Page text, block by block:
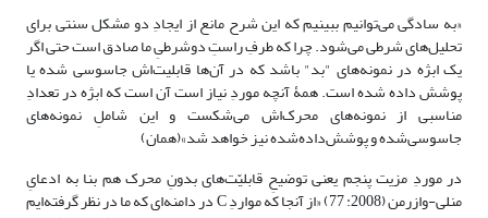
«به سادگی می‌توانیم ببینیم که این شرح مانع از ایجادِ دو مشکل سنتی برای
تحلیل‌های شرطی می‌شود. چرا که طرفِ راستِ دوشرطیِ ما صادق است حتی اگر
یک ابژه در نمونه‌های "بد" باشد که در آن‌ها قابلیت‌اش جاسوسی شده یا
پوشش داده شده است. همۀ آنچه موردِ نیاز است آن است که ابژه در تعدادِ
مناسبی از نمونه‌های محرک‌اش می‌شکست و این شاملِ نمونه‌های
جاسوسی‌شده و پوشش‌داده‌شده نیز خواهد شد»(همان)
در موردِ مزیت پنجم یعنی توضیحِ قابلیّت‌های بدونِ محرک هم بنا به ادعایِ
منلی-وازرمن (2008: 77) «از آنجا که مواردِ C در دامنه‌ای که ما در نظر گرفته‌ایم